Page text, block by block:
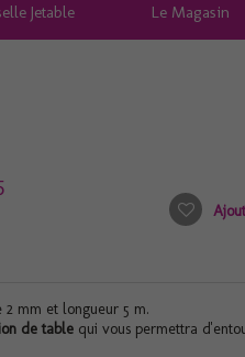
Jetable Le Magasin
mm et longueur 5 m.
de tablequi vous permettra